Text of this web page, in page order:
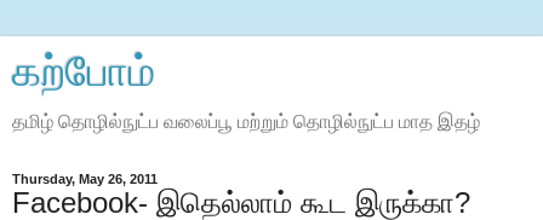
கற்போம்
தமிழ் தொழில்நுட்ப வலைப்பூ மற்றும் தொழில்நுட்ப மாத இதழ்
Thursday, May 26, 2011
Facebook- இதெல்லாம் கூட இருக்கா?